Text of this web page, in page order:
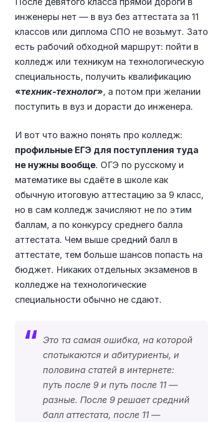
инженеры нет — в вуз без аттестата за 11
классов или диплома СПО не возьмут. Зато
есть рабочий обходной маршрут: пойти в
колледж или техникум на технологическую
специальность, получить квалификацию
«техник-технолог», а потом при желании
поступить в вуз и дорасти до инженера.
И вот что важно понять про колледж:
профильные ЕГЭ для поступления туда
не нужны вообще. ОГЭ по русскому и
математике вы сдаёте в школе как
обычную итоговую аттестацию за 9 класс,
но в сам колледж зачисляют не по этим
баллам, а по конкурсу среднего балла
аттестата. Чем выше средний балл в
аттестате, тем больше шансов попасть на
бюджет. Никаких отдельных экзаменов в
колледже на технологические
специальности обычно не сдают.
Это та самая ошибка, на которой
спотыкаются и абитуриенты, и
половина статей в интернете:
путь после 9 и путь после 11 —
разные. После 9 решает средний
балл аттестата, после 11 —